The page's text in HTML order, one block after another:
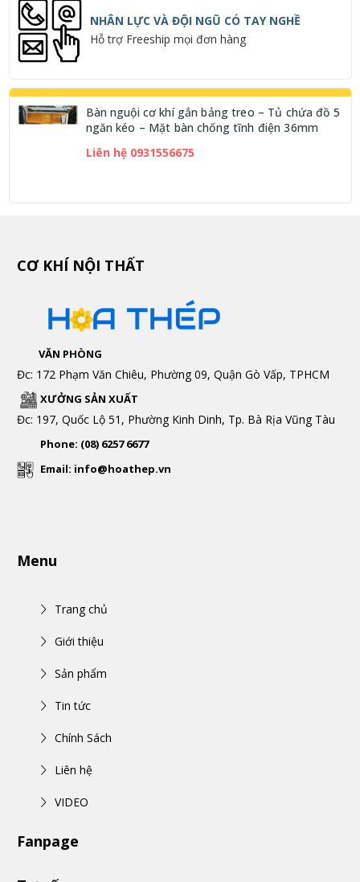
NHÂN LỰC VÀ ĐỘI NGŨ CÓ TAY NGHỀ
Hỗ trợ Freeship mọi đơn hàng
Bàn nguội cơ khí gắn bảng treo – Tủ chứa đồ 5
ngăn kéo – Mặt bàn chống tĩnh điện 36mm
Liên hệ 0931556675
CƠ KHÍ NỘI THẤT
VĂN PHÒNG
Đc: 172 Phạm Văn Chiêu, Phường 09, Quận Gò Vấp, TPHCM
XƯỞNG SẢN XUẤT
Đc: 197, Quốc Lộ 51, Phường Kinh Dinh, Tp. Bà Rịa Vũng Tàu
Phone: (08) 6257 6677
Email: info@hoathep.vn
Menu
Trang chủ
Giới thiệu
Sản phẩm
Tin tức
Chính Sách
Liên hệ
VIDEO
Fanpage